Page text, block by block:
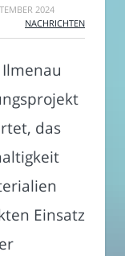
2024
NACHRICHTEN
das
Einsatz